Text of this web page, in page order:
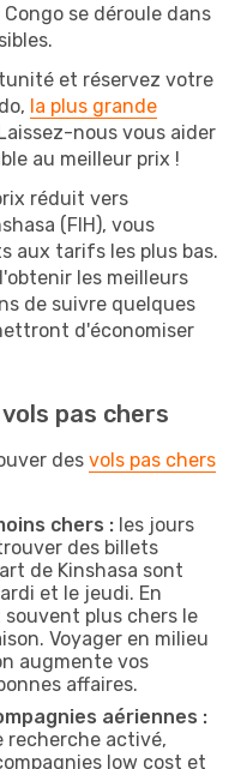
se déroule dans
et réservez votre
la plus grande
nous vous aider
au meilleur prix !
réduit vers
(FIH), vous
aux tarifs les plus bas.
les meilleurs
de suivre quelques
d'économiser
pas chers
des vols pas chers
chers : les jours
des billets
de Kinshasa sont
et le jeudi. En
plus chers le
Voyager en milieu
augmente vos
affaires.
aériennes :
recherche activé,
low cost et